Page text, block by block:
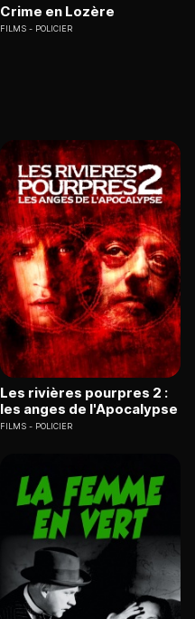
Crime en Lozère
FILMS POLICIER
Les rivières pourpres 2 :
les anges de l'Apocalypse
FILMS POLICIER